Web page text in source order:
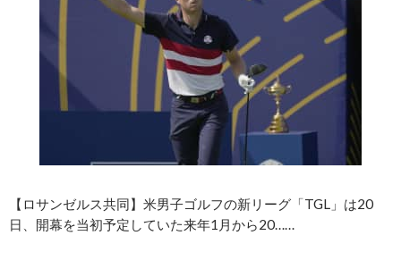
【ロサンゼルス共同】米男子ゴルフの新リーグ「TGL」は20
日、開幕を当初予定していた来年1月から20……